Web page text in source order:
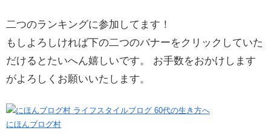
二つのランキングに参加してます！
もしよろしければ下の二つのバナーをクリックしていた
だけるとたいへん嬉しいです。 お手数をおかけします
がよろしくお願いいたします。
にほんブログ村